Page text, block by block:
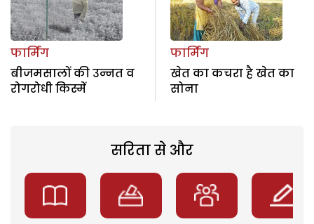
फार्मिंग
बीजमसालों की उन्नत व
रोगरोधी किस्में
फार्मिंग
खेत का कचरा है खेत का
सोना
सरिता से और